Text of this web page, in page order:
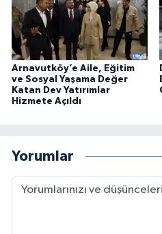
Arnavutköy’e Aile, Eğitim
ve Sosyal Yaşama Değer
Katan Dev Yatırımlar
Hizmete Açıldı
Yorumlar